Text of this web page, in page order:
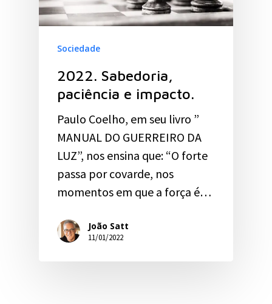
Sociedade
2022. Sabedoria,
paciência e impacto.
Paulo Coelho, em seu livro ”
MANUAL DO GUERREIRO DA
LUZ”, nos ensina que: “O forte
passa por covarde, nos
momentos em que a força é…
João Satt
11/01/2022